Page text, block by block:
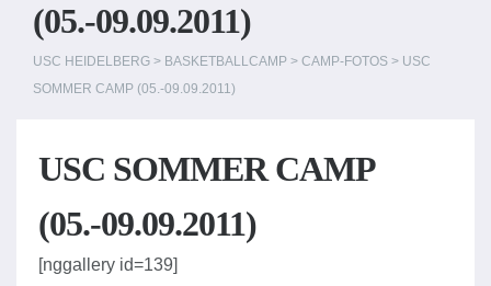
(05.-09.09.2011)
USC HEIDELBERG > BASKETBALLCAMP > CAMP-FOTOS > USC
SOMMER CAMP (05.-09.09.2011)
USC SOMMER CAMP
(05.-09.09.2011)
[nggallery id=139]